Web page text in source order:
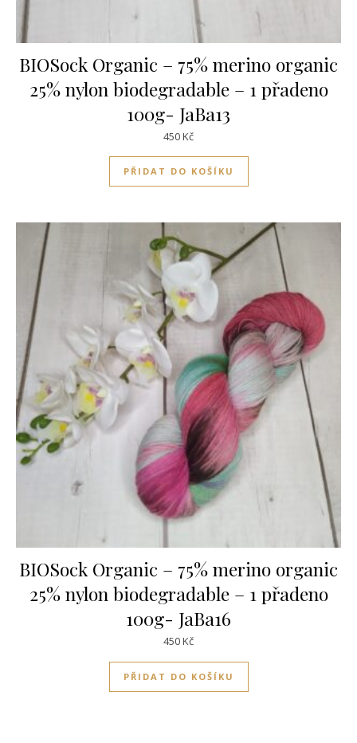
BIOSock Organic – 75% merino organic
25% nylon biodegradable – 1 přadeno
100g- JaBa13
450Kč
PŘIDAT DO KOŠÍKU
BIOSock Organic – 75% merino organic
25% nylon biodegradable – 1 přadeno
100g- JaBa16
450Kč
PŘIDAT DO KOŠÍKU